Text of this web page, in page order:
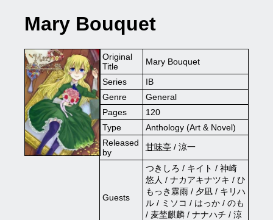
Mary Bouquet
Original
Title
Mary Bouquet
Series
IB
Genre
General
Pages
120
Type
Anthology (Art & Novel)
Released
by
甘味亭/ 涼一
Guests
つきしろ / キイト / 神崎
悠人 / ナカアキナツキ / ひ
もっき霖雨 / 夕凪 / キリハ
ル / ミソコ / はっか / のも
/ 麦埜麒麟 / ナナハチ / 涼